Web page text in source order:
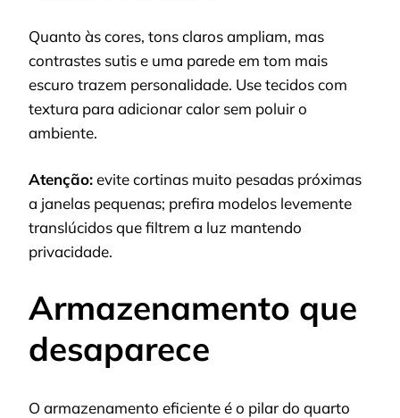
Quanto às cores, tons claros ampliam, mas
contrastes sutis e uma parede em tom mais
escuro trazem personalidade. Use tecidos com
textura para adicionar calor sem poluir o
ambiente.
Atenção:evite cortinas muito pesadas próximas
a janelas pequenas; prefira modelos levemente
translúcidos que filtrem a luz mantendo
privacidade.
Armazenamento que
desaparece
O armazenamento eficiente é o pilar do quarto